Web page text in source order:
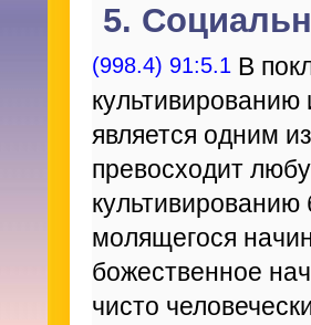
5.
(998.4) 91:5.1 В
является одним
превосходит
молящегося
божественное
чисто